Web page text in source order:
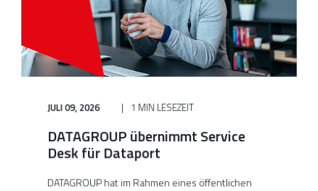
JULI 09, 2026 1 MIN LESEZEIT
DATAGROUP übernimmt Service
Desk für Dataport
DATAGROUP hat im Rahmen eines öffentlichen